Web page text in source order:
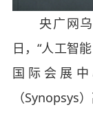
央广网乌
日，“人工智
国际会展
（Synopsys